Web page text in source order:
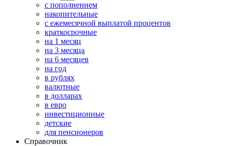
с пополнением
накопительные
с ежемесячной выплатой процентов
краткосрочные
на 1 месяц
на 3 месяца
на 6 месяцев
на год
в рублях
валютные
в долларах
в евро
инвестиционные
детские
для пенсионеров
Справочник